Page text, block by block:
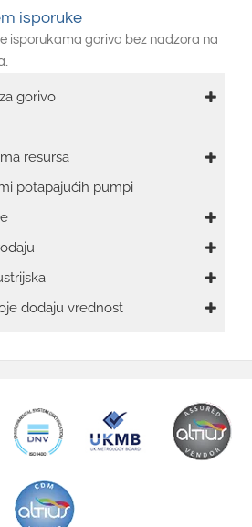
isporuke
isporukama goriva bez nadzora na
gorivo
resursa
potapajućih pumpi
dodaju vrednost